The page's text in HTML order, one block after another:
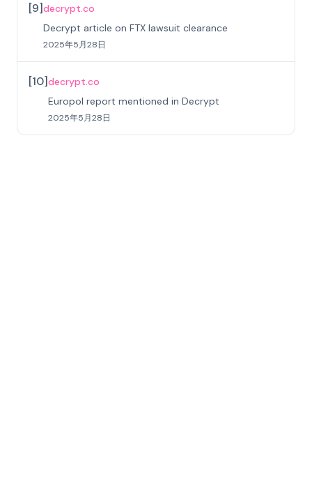
[9]decrypt.co
Decrypt article on FTX lawsuit clearance
2025年5月28日
[10]decrypt.co
Europol report mentioned in Decrypt
2025年5月28日